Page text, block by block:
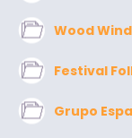
Wood
Festival
Grupo